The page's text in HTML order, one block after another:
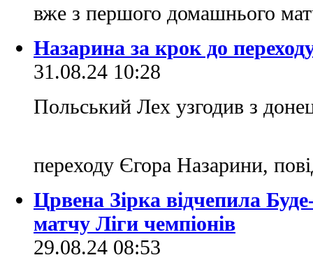
вже з першого домашнього
Назарина за крок до
31.08.24 10:28
Польський Лех узгодив з
переходу Єгора Назарини,
Црвена Зірка відчепила
матчу Ліги чемпіонів
29.08.24 08:53